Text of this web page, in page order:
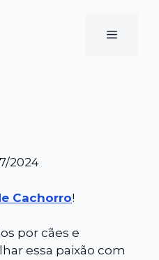
Menu
2024
Cachorro!
por cães e
essa paixão com